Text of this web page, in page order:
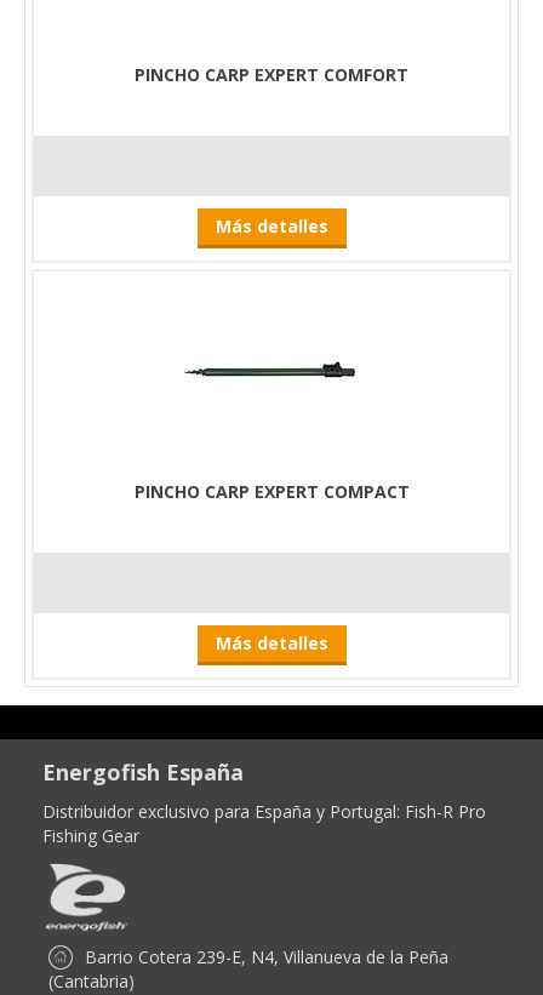
PINCHO CARP EXPERT COMFORT
Más detalles
PINCHO CARP EXPERT COMPACT
Más detalles
Energofish España
Distribuidor exclusivo para España y Portugal: Fish-R Pro
Fishing Gear
Barrio Cotera 239-E, N4, Villanueva de la Peña
(Cantabria)